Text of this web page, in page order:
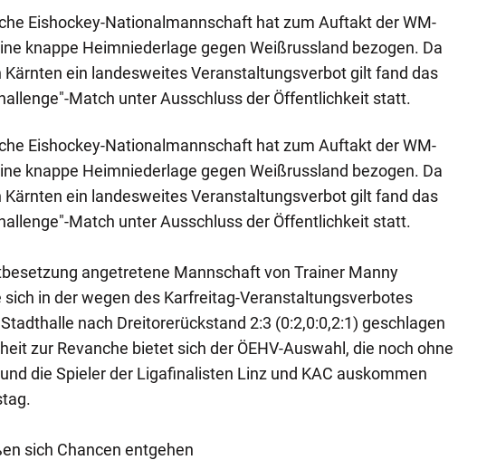
Eishockey-Nationalmannschaft hat zum Auftakt der WM-
knappe Heimniederlage gegen Weißrussland bezogen. Da
Kärnten ein landesweites Veranstaltungsverbot gilt fand das
Match unter Ausschluss der Öffentlichkeit statt.
Eishockey-Nationalmannschaft hat zum Auftakt der WM-
knappe Heimniederlage gegen Weißrussland bezogen. Da
Kärnten ein landesweites Veranstaltungsverbot gilt fand das
Match unter Ausschluss der Öffentlichkeit statt.
angetretene Mannschaft von Trainer Manny
in der wegen des Karfreitag-Veranstaltungsverbotes
nach Dreitorerückstand 2:3 (0:2,0:0,2:1) geschlagen
zur Revanche bietet sich der ÖEHV-Auswahl, die noch ohne
die Spieler der Ligafinalisten Linz und KAC auskommen
sich Chancen entgehen